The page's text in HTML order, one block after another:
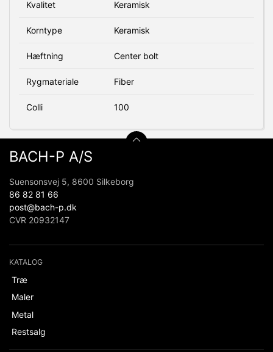
Kvalitet Keramisk
Korntype Keramisk
Hæftning Center bolt
Rygmateriale Fiber
Colli 100
BACH-P A/S
Suensonsvej 5, 8600 Silkeborg
86 82 81 66
post@bach-p.dk
CVR 20932147
KATALOG
Træ
Maler
Metal
Restsalg